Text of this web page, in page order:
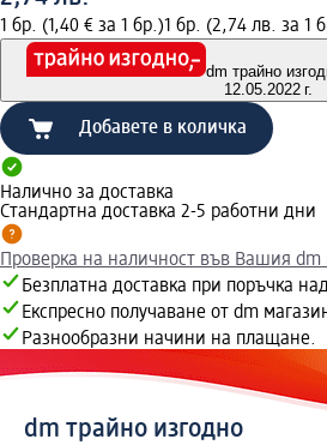
1 бр. (1,40 € за 1 бр.)1 бр. (2,74 лв. за 1
dm трайно
12.05.2022 г.
Добавете в количка
Налично за доставка
Стандартна доставка 2-5 работни дни
Проверка на наличност във Вашия dm
Безплатна доставка при поръчка
Експресно получаване от dm
Разнообразни начини на плащане.
dm трайно изгодно